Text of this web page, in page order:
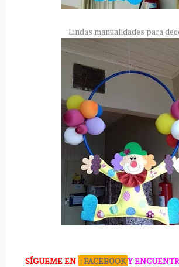
Lindas manualidades para
SÍGUEMEEN :FACEBOOKY